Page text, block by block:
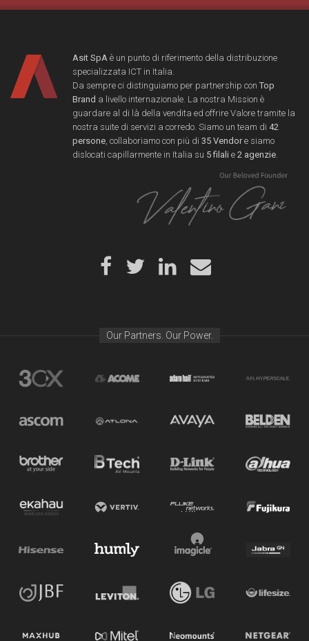
Asit SpA è un punto di riferimento della distribuzione
specializzata ICT in Italia.
Da sempre ci distinguiamo per partnership con Top
Brand a livello internazionale. La nostra Mission è
guardare al di là della vendita ed offrire Valore tramite la
nostra suite di servizi a corredo. Siamo un team di 42
persone, collaboriamo con più di 35 Vendore siamo
dislocati capillarmente in Italia su 5 filali e 2 agenzie.